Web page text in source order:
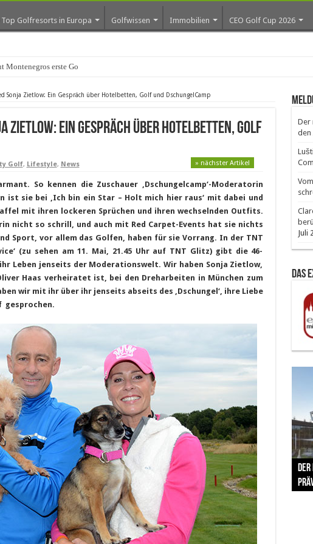
Top Golfresorts in Europa Golfwissen Immobilien CEO Golf Cup 2026
Montenegros erste Golf-Community weiter aus
Sonja Zietlow: Ein Gespräch über Hotelbetten, Golf und DschungelCamp
Zietlow: Ein Gespräch über Hotelbetten, Golf
Golf, Lifestyle, News » nächster Artikel
So kennen die Zuschauer ‚Dschungelcamp‘-Moderatorin
ist sie bei ‚Ich bin ein Star – Holt mich hier raus‘ mit dabei und
mit ihren lockeren Sprüchen und ihren wechselnden Outfits.
nicht so schrill, und auch mit Red Carpet-Events hat sie nichts
Sport, vor allem das Golfen, haben für sie Vorrang. In der TNT
(zu sehen am 11. Mai, 21.45 Uhr auf TNT Glitz) gibt die 46-
Leben jenseits der Moderationswelt. Wir haben Sonja Zietlow,
Haas verheiratet ist, bei den Dreharbeiten in München zum
wir mit ihr über ihr jenseits abseits des ‚Dschungel‘, ihre Liebe
gesprochen.
Der
den
Juli
Das
The